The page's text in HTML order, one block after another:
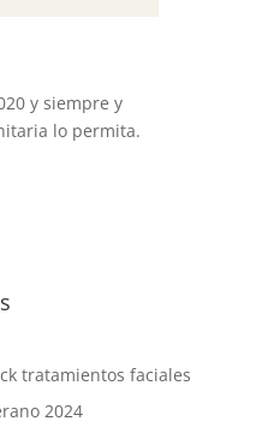
y siempre y
lo permita.
tratamientos faciales
2024